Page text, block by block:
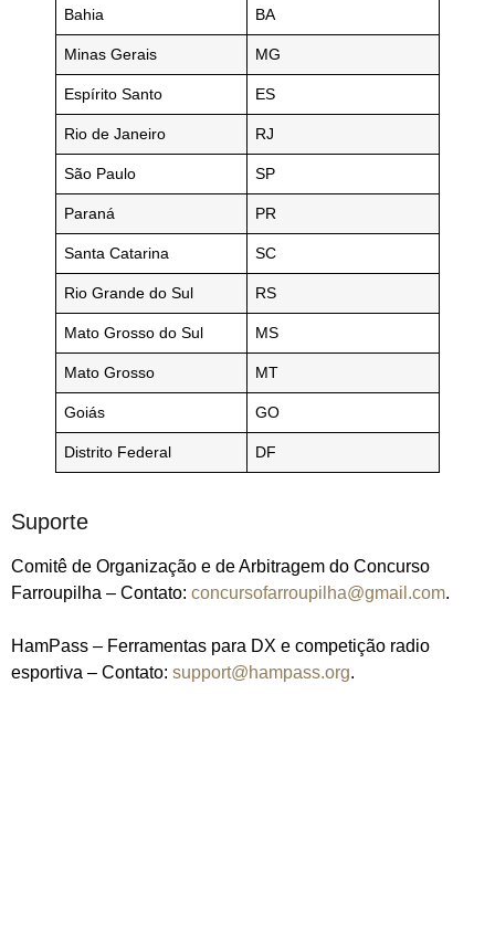
Bahia BA
Minas Gerais MG
Espírito Santo ES
Rio de Janeiro RJ
São Paulo SP
Paraná PR
Santa Catarina SC
Rio Grande do Sul RS
Mato Grosso do Sul MS
Mato Grosso MT
Goiás GO
Distrito Federal DF
Suporte
Comitê de Organização e de Arbitragem do Concurso
Farroupilha – Contato: concursofarroupilha@gmail.com.
HamPass – Ferramentas para DX e competição radio
esportiva – Contato: support@hampass.org.